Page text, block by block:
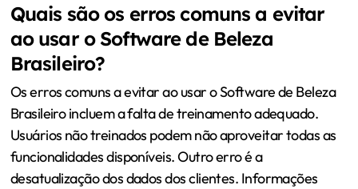
Quais são os erros comuns a evitar
ao usar o Software de Beleza
Brasileiro?
Os erros comuns a evitar ao usar o Software de Beleza
Brasileiro incluem a falta de treinamento adequado.
Usuários não treinados podem não aproveitar todas as
funcionalidades disponíveis. Outro erro é a
desatualização dos dados dos clientes. Informações